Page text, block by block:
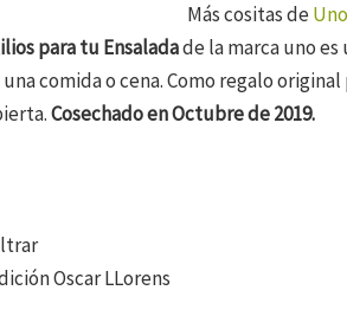
Más cositas deUno
para tu Ensaladade la marca uno
comida o cena. Como regalo
Cosechado en Octubre de 2019.
Oscar LLorens